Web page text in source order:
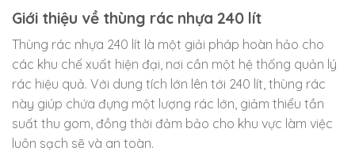
Giới thiệu về thùng rác nhựa 240 lít
Thùng rác nhựa 240 lít là một giải pháp hoàn hảo cho
các khu chế xuất hiện đại, nơi cần một hệ thống quản lý
rác hiệu quả. Với dung tích lớn lên tới 240 lít, thùng rác
này giúp chứa đựng một lượng rác lớn, giảm thiểu tần
suất thu gom, đồng thời đảm bảo cho khu vực làm việc
luôn sạch sẽ và an toàn.